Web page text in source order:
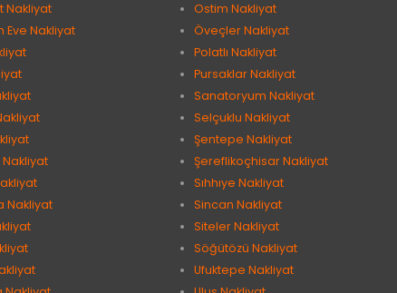
Nakliyat
Eve Nakliyat
Nakliyat
Ostim Nakliyat
Öveçler Nakliyat
Polatlı Nakliyat
Pursaklar Nakliyat
Sanatoryum Nakliyat
Selçuklu Nakliyat
Şentepe Nakliyat
Şereflikoçhisar Nakliyat
Sıhhıye Nakliyat
Sincan Nakliyat
Siteler Nakliyat
Söğütözü Nakliyat
Ufuktepe Nakliyat